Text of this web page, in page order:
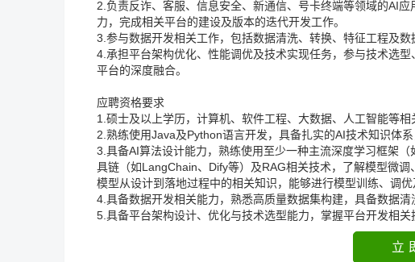
2.负责反诈、客服、信息安全、新通信、号卡终端等领域的AI
力，完成相关平台的建设及版本的迭代开发工作。
3.参与数据开发相关工作，包括数据清洗、转换、特征工程及
4.承担平台架构优化、性能调优及技术实现任务，参与技术选
平台的深度融合。
应聘资格要求
1.硕士及以上学历，计算机、软件工程、大数据、人工智能等相
2.熟练使用Java及Python语言开发，具备扎实的AI技术知识体系
3.具备AI算法设计能力，熟练使用至少一种主流深度学习框架
具链（如LangChain、Dify等）及RAG相关技术，了解模型微
模型从设计到落地过程中的相关知识，能够进行模型训练、调优
4.具备数据开发相关能力，熟悉高质量数据集构建，具备数据
5.具备平台架构设计、优化与技术选型能力，掌握平台开发相
立